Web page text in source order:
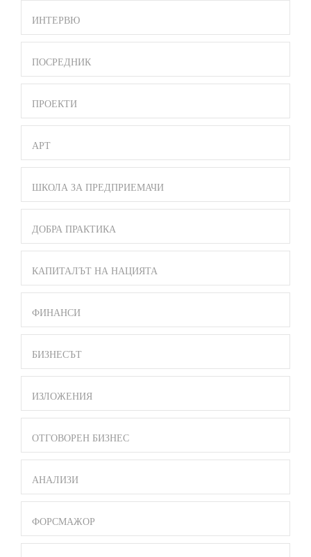
ИНТЕРВЮ
ПОСРЕДНИК
ПРОЕКТИ
АРТ
ШКОЛА ЗА ПРЕДПРИЕМАЧИ
ДОБРА ПРАКТИКА
КАПИТАЛЪТ НА НАЦИЯТА
ФИНАНСИ
БИЗНЕСЪТ
ИЗЛОЖЕНИЯ
ОТГОВОРЕН БИЗНЕС
АНАЛИЗИ
ФОРСМАЖОР